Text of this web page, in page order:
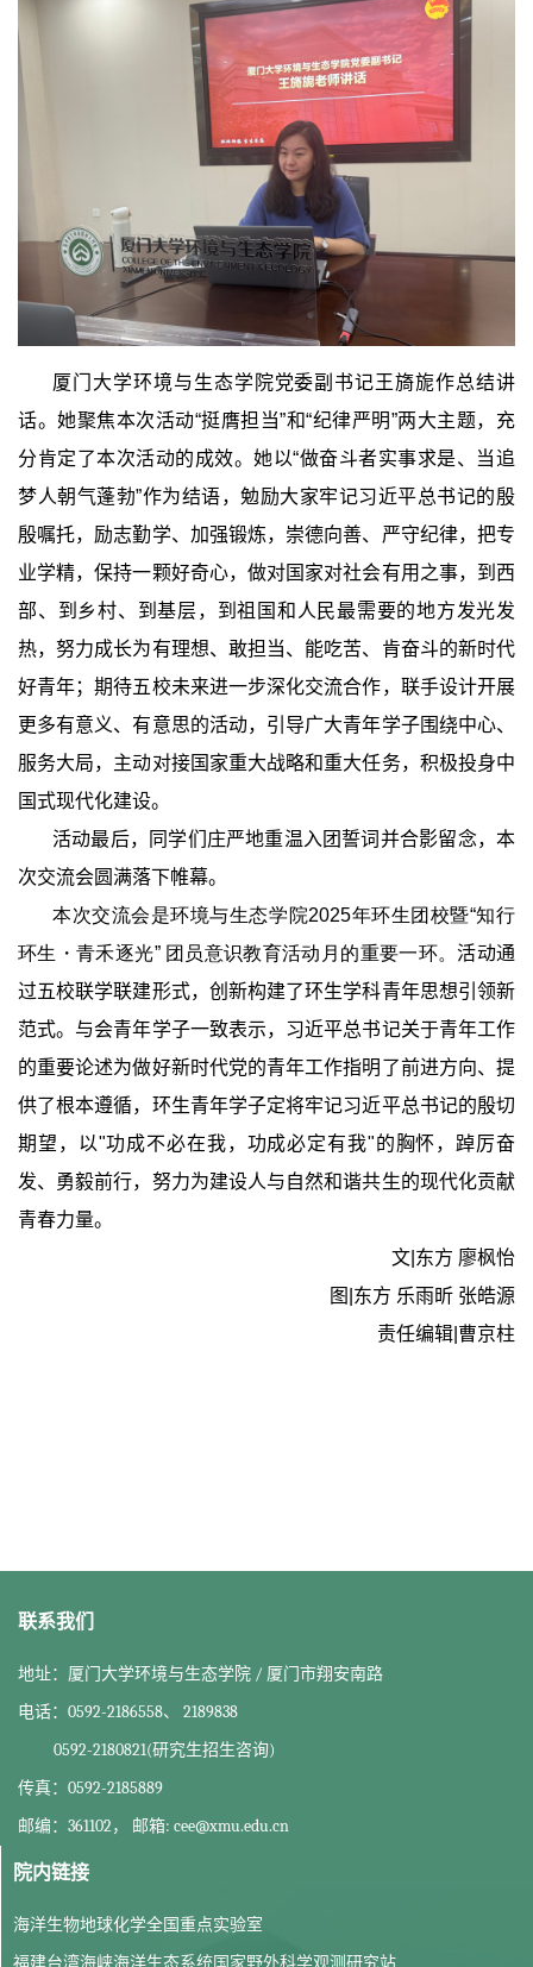
厦门大学环境与生态学院党委副书记王旖旎作总结讲
话。她聚焦本次活动“挺膺担当”和“纪律严明”两大主题，充
分肯定了本次活动的成效。她以“做奋斗者实事求是、当追
梦人朝气蓬勃”作为结语，勉励大家牢记习近平总书记的殷
殷嘱托，励志勤学、加强锻炼，崇德向善、严守纪律，把专
业学精，保持一颗好奇心，做对国家对社会有用之事，到西
部、到乡村、到基层，到祖国和人民最需要的地方发光发
热，努力成长为有理想、敢担当、能吃苦、肯奋斗的新时代
好青年；期待五校未来进一步深化交流合作，联手设计开展
更多有意义、有意思的活动，引导广大青年学子围绕中心、
服务大局，主动对接国家重大战略和重大任务，积极投身中
国式现代化建设。
活动最后，同学们庄严地重温入团誓词并合影留念，本
次交流会圆满落下帷幕。
本次交流会是环境与生态学院2025年环生团校暨“知行
环生 ・青禾逐光”团员意识教育活动月的重要一环。活动通
过五校联学联建形式，创新构建了环生学科青年思想引领新
范式。与会青年学子一致表示，习近平总书记关于青年工作
的重要论述为做好新时代党的青年工作指明了前进方向、提
供了根本遵循，环生青年学子定将牢记习近平总书记的殷切
期望，以"功成不必在我，功成必定有我"的胸怀，踔厉奋
发、勇毅前行，努力为建设人与自然和谐共生的现代化贡献
青春力量。
文 东方 廖枫怡
图 东方 乐雨昕 张皓源
责任编辑 曹京柱
联系我们
地址：厦门大学环境与生态学院 / 厦门市翔安南路
电话：0592-2186558、 2189838
0592-2180821(研究生招生咨询)
传真：0592-2185889
邮编：361102， 邮箱: cee@xmu.edu.cn
院内链接
海洋生物地球化学全国重点实验室
福建台湾海峡海洋生态系统国家野外科学观测研究站